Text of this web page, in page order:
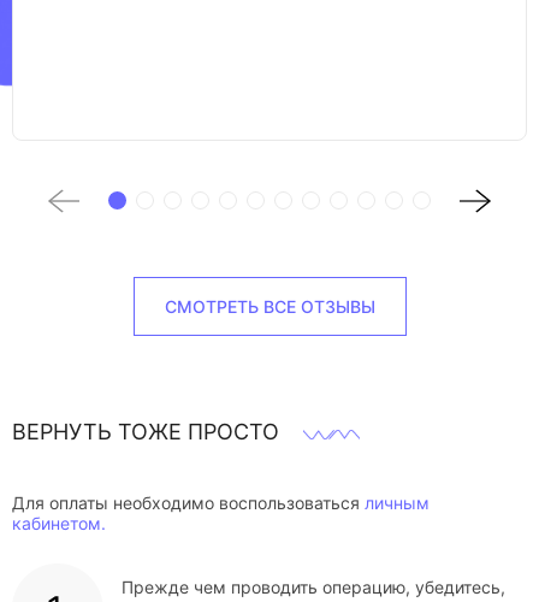
СМОТРЕТЬ ВСЕ ОТЗЫВЫ
ВЕРНУТЬ ТОЖЕ ПРОСТО
Для оплаты необходимо воспользоваться личным
кабинетом.
Прежде чем проводить операцию, убедитесь,